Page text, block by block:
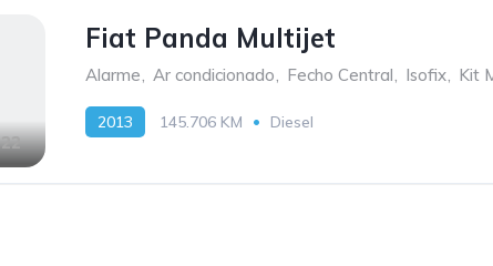
22
Fiat Panda Multijet
Alarme, Ar condicionado, Fecho Central, Isofix, Kit
2013 145.706 KM Diesel